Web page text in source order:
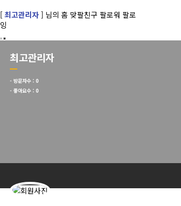
[최고관리자] 님의 홈 맞팔친구 팔로워 팔로
잉
최고관리자
- 방문자수 : 0
- 좋아요수 : 0